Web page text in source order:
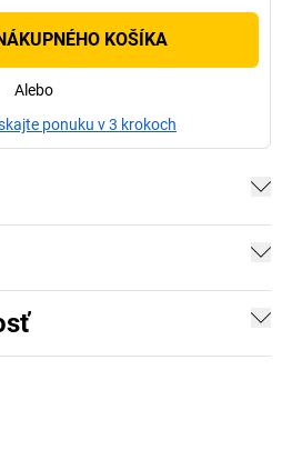
KOŠÍKA
Alebo
ponuku v 3 krokoch